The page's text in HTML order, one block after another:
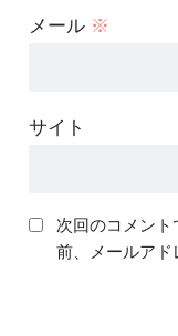
メール ※
サイト
次回のコメン
前、メールアド